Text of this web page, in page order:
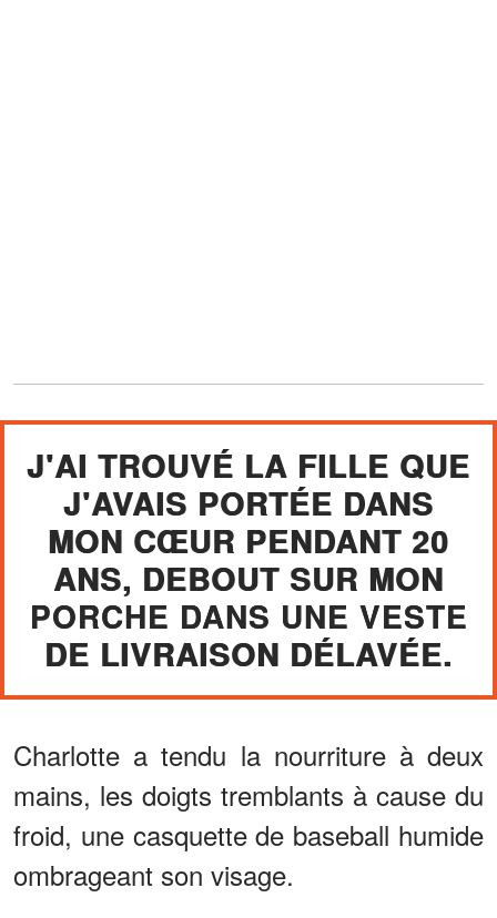
J'AI TROUVÉ LA FILLE QUE
J'AVAIS PORTÉE DANS
MON CŒUR PENDANT 20
ANS, DEBOUT SUR MON
PORCHE DANS UNE VESTE
DE LIVRAISON DÉLAVÉE.
Charlotte a tendu la nourriture à deux
mains, les doigts tremblants à cause du
froid, une casquette de baseball humide
ombrageant son visage.